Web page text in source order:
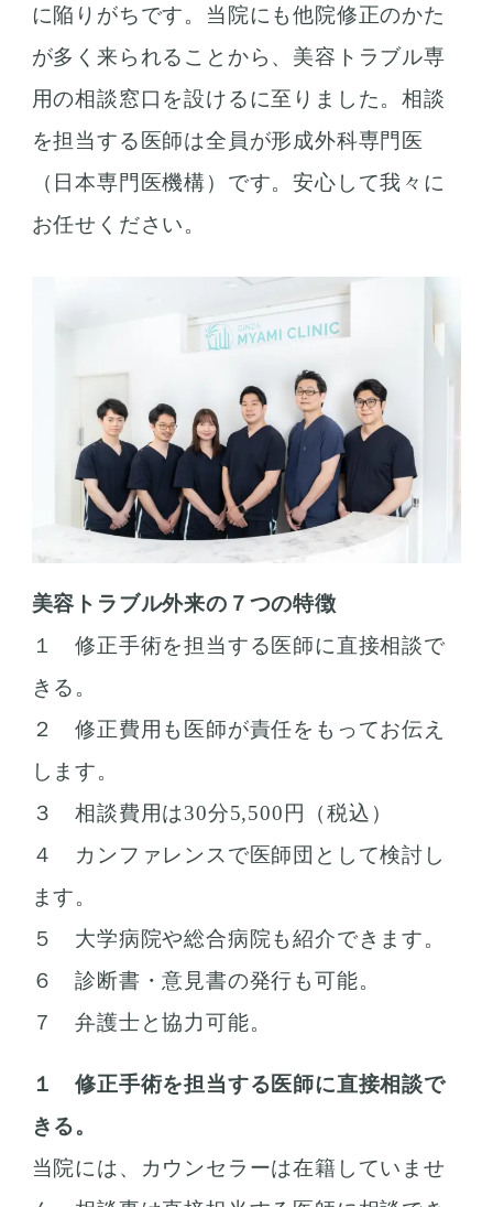
に陥りがちです。当院にも他院修正のかた
が多く来られることから、美容トラブル専
用の相談窓口を設けるに至りました。相談
を担当する医師は全員が形成外科専門医
（日本専門医機構）です。安心して我々に
お任せください。
美容トラブル外来の７つの特徴
１ 修正手術を担当する医師に直接相談で
きる。
２ 修正費用も医師が責任をもってお伝え
します。
３ 相談費用は30分5,500円（税込）
４ カンファレンスで医師団として検討し
ます。
５ 大学病院や総合病院も紹介できます。
６ 診断書・意見書の発行も可能。
７ 弁護士と協力可能。
１ 修正手術を担当する医師に直接相談で
きる。
当院には、カウンセラーは在籍していませ